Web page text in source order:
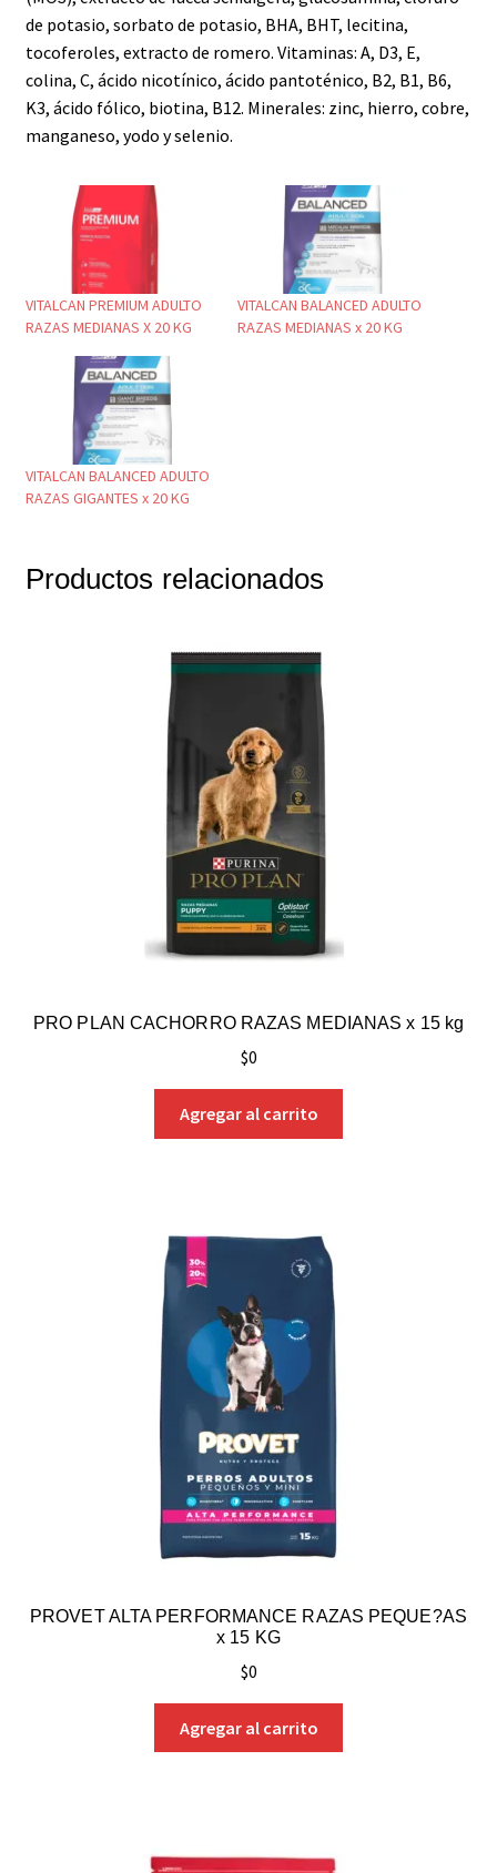
de potasio, sorbato de potasio, BHA, BHT, lecitina,
tocoferoles, extracto de romero. Vitaminas: A, D3, E,
colina, C, ácido nicotínico, ácido pantoténico, B2, B1, B6,
K3, ácido fólico, biotina, B12. Minerales: zinc, hierro, cobre,
manganeso, yodo y selenio.
VITALCAN PREMIUM ADULTO
RAZAS MEDIANAS X 20 KG
VITALCAN BALANCED ADULTO
RAZAS MEDIANAS x 20 KG
VITALCAN BALANCED ADULTO
RAZAS GIGANTES x 20 KG
Productos relacionados
PRO PLAN CACHORRO RAZAS MEDIANAS x 15 kg
$0
Agregar al carrito
PROVET ALTA PERFORMANCE RAZAS PEQUE?AS
x 15 KG
$0
Agregar al carrito